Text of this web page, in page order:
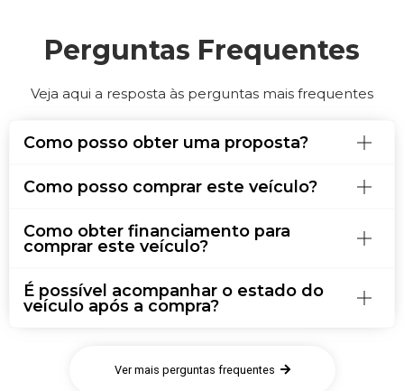
Perguntas Frequentes
Veja aqui a resposta às perguntas mais frequentes
Como posso obter uma proposta?
Como posso comprar este veículo?
Como obter financiamento para
comprar este veículo?
É possível acompanhar o estado do
veículo após a compra?
Ver mais perguntas frequentes